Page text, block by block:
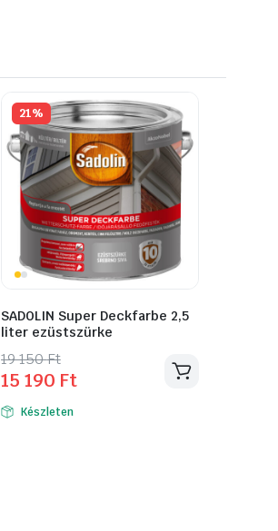
21%
SADOLIN Super Deckfarbe 2,5
liter ezüstszürke
19 150Ft
Original
price
was:
15 190 Ft
Current
price
is: Készleten